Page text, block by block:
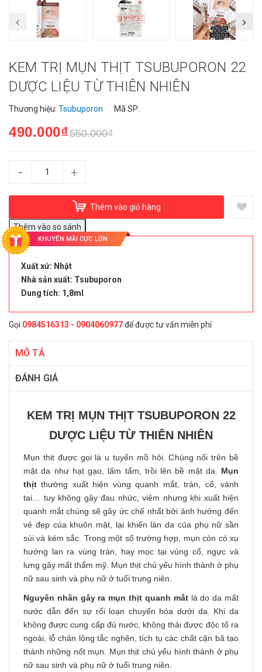
KEM TRỊ MỤN THỊT TSUBUPORON 22
DƯỢC LIỆU TỪ THIÊN NHIÊN
Thương hiệu: Tsubuporon Mã SP:
490.000₫550.000₫
- +
Thêm vào giỏ hàng
KHUYẾN MÃI CỰC LỚN
Xuất xứ: Nhật
Nhà sản xuất: Tsubuporon
Dung tích: 1,8ml
Gọi 0984516313 - 0904060977để được tư vấn miễn phí
MÔ TẢ
ĐÁNH GIÁ
KEM TRỊ MỤN THỊT TSUBUPORON 22
DƯỢC LIỆU TỪ THIÊN NHIÊN
Mụn thịt được gọi là u tuyến mồ hôi. Chúng nổi trên bề
mặt da như hạt gạo, lấm tấm, trồi lên bề mặt da. Mụn
thịt thường xuất hiện vùng quanh mắt, trán, cổ, vành
tai… tuy không gây đau nhức, viêm nhưng khi xuất hiện
quanh mắt chúng sẽ gây ức chế nhất bởi ảnh hưởng đến
vẻ đẹp của khuôn mặt, lại khiến làn da của phụ nữ sần
sùi và kém sắc. Trong một số trường hợp, mụn còn có xu
hướng lan ra vùng trán, hay mọc tại vùng cổ, ngực và
lưng gây mất thẩm mỹ. Mụn thịt chủ yếu hình thành ở phụ
nữ sau sinh và phụ nữ ở tuổi trung niên.
Nguyên nhân gây ra mụn thịt quanh mắtlà do da mất
nước dẫn đến sự rối loạn chuyển hóa dưới da. Khi da
không được cung cấp đủ nước, không thải được độc tố ra
ngoài, lỗ chân lông tắc nghẽn, tích tụ các chất cặn bã tạo
thành những nốt mụn. Mụn thịt chủ yếu hình thành ở phụ
nữ sau sinh và phụ nữ ở tuổi trung niên.